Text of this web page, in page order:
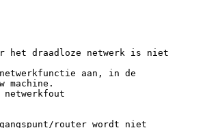
het draadloze netwerk is niet
aan, in de
machine.
router wordt niet